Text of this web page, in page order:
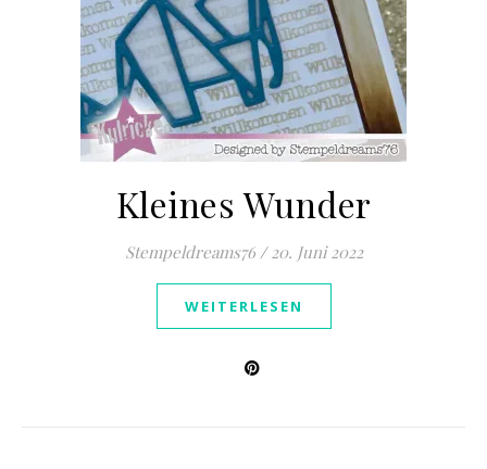
Kleines Wunder
Stempeldreams76 / 20. Juni 2022
WEITERLESEN